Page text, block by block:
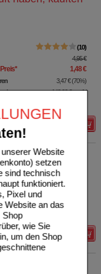
Website
setzen
sind technisch
funktioniert.
Pixel und
Website an das
Shop
wie Sie
um den Shop
10
4,95 €
* 1,48 €
3,47 € (70%)
148,00 €pro 1 l
*
1,96 €
Details